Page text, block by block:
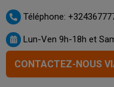
Téléphone:
Lun-Ven 9h-18h et
CONTACTEZ-NOUS